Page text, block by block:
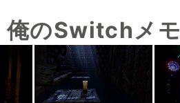
俺のSwitchメモ